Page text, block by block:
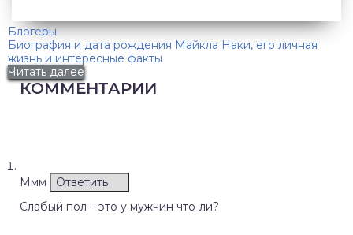
Блогеры
Биография и дата рождения Майкла Наки, его личная
жизнь и интересные факты
Читать далее
КОММЕНТАРИИ
Ммм
Ответить
Слабый пол – это у мужчин что-ли?